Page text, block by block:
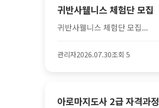
귀반사웰니스 체험단 모집
귀반사웰니스 체험단 모집...
관리자2026.07.30조회 5
아로마지도사 2급 자격과정